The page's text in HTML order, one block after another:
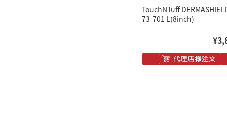
TouchNTuff
73-701 L(8inch)